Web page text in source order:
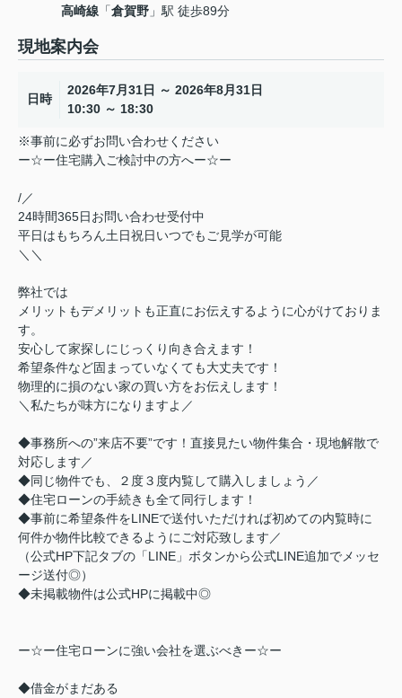
高崎線 「倉賀野 」駅 徒歩89分
現地案内会
日時
2026年7月31日 ～ 2026年8月31日
10:30 ～ 18:30
※事前に必ずお問い合わせください
ー☆ー住宅購入ご検討中の方へー☆ー
/／
24時間365日お問い合わせ受付中
平日はもちろん土日祝日いつでもご見学が可能
＼＼
弊社では
メリットもデメリットも正直にお伝えするように心がけておりま
す。
安心して家探しにじっくり向き合えます！
希望条件など固まっていなくても大丈夫です！
物理的に損のない家の買い方をお伝えします！
＼私たちが味方になりますよ／
◆事務所への”来店不要”です！直接見たい物件集合・現地解散で
対応します／
◆同じ物件でも、２度３度内覧して購入しましょう／
◆住宅ローンの手続きも全て同行します！
◆事前に希望条件をLINEで送付いただければ初めての内覧時に
何件か物件比較できるようにご対応致します／
（公式HP下記タブの「LINE」ボタンから公式LINE追加でメッセ
ージ送付◎）
◆未掲載物件は公式HPに掲載中◎
ー☆ー住宅ローンに強い会社を選ぶべきー☆ー
◆借金がまだある